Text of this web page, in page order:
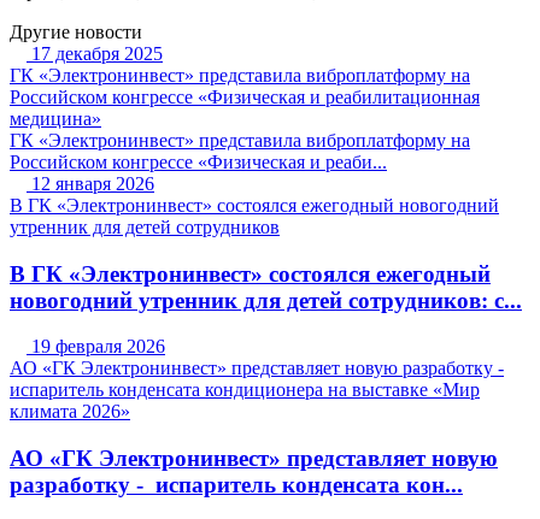
Другие новости
17 декабря 2025
ГК «Электронинвест» представила виброплатформу на
Российском конгрессе «Физическая и реабилитационная
медицина»
ГК «Электронинвест» представила виброплатформу на
Российском конгрессе «Физическая и реаби...
12 января 2026
В ГК «Электронинвест» состоялся ежегодный новогодний
утренник для детей сотрудников
В ГК «Электронинвест» состоялся ежегодный
новогодний утренник для детей сотрудников: с...
19 февраля 2026
АО «ГК Электронинвест» представляет новую разработку -
испаритель конденсата кондиционера на выставке «Мир
климата 2026»
АО «ГК Электронинвест» представляет новую
разработку - испаритель конденсата кон...